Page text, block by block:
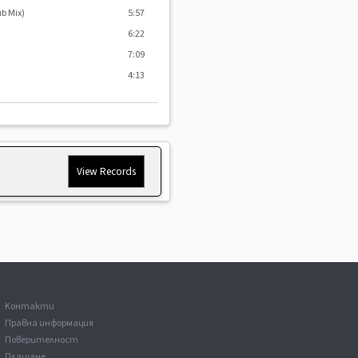
Mix)
5:57
6:22
7:09
4:13
View Records
ЦЕНА
Kонтакти
Правна информация
Поверителност